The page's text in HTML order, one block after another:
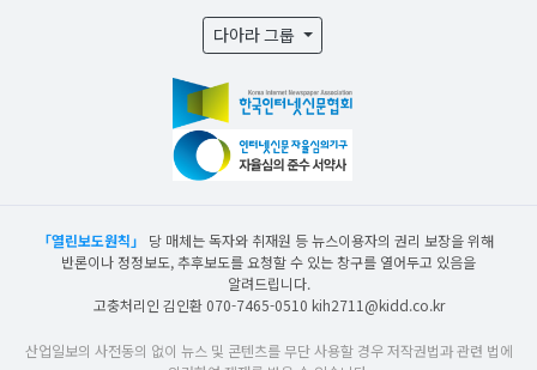
다아라 그룹
「열린보도원칙」
당 매체는 독자와 취재원 등 뉴스이용자의 권리 보장을 위해
반론이나 정정보도, 추후보도를 요청할 수 있는 창구를 열어두고 있음을
알려드립니다.
고충처리인 김인환 070-7465-0510 kih2711@kidd.co.kr
산업일보의 사전동의 없이 뉴스 및 콘텐츠를 무단 사용할 경우 저작권법과 관련 법에